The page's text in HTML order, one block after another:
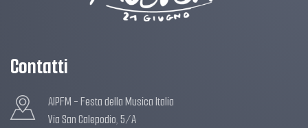
Contatti
AIPFM - Festa della Musica Italia
Via San Calepodio, 5/A